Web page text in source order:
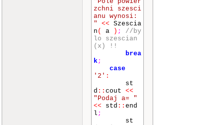
zchni szesci
anu wynosi:
"
<< Szescia
n ( a ) ;
//by
lo szescian
(x) !!
brea
k;
case
'2' :
st
d :: cout <<
"Podaj a= "
<< std :: end
l ;
st